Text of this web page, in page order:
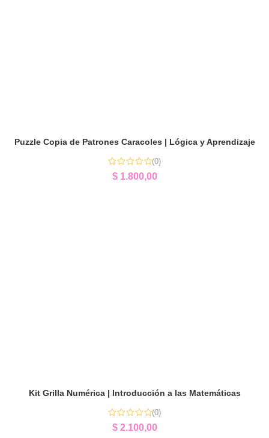
Puzzle Copia de Patrones Caracoles | Lógica y Aprendizaje
(0)
$1.800,00
Kit Grilla Numérica | Introducción a las Matemáticas
(0)
$2.100,00